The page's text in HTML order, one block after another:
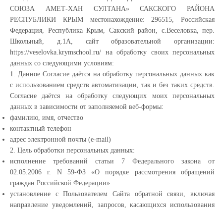
СОЮЗА АМЕТ-ХАН СУЛТАНА» САКСКОГО РАЙОНА
РЕСПУБЛИКИ КРЫМ местонахождение: 296515, Российская
Федерация, Республика Крым, Сакский район, с.Веселовка, пер.
Школьный, д.1А, сайт образовательной организации:
https://veselovka.krymschool.ru/ на обработку своих персональных
данных со следующими условиям:
1. Данное Согласие даётся на обработку персональных данных как
с использованием средств автоматизации, так и без таких средств.
Согласие даётся на обработку следующих моих персональных
данных в зависимости от заполняемой веб-формы:
фамилию, имя, отчество
контактный телефон
адрес электронной почты (e-mail)
2. Цель обработки персональных данных:
исполнение требований статьи 7 Федерального закона от
02.05.2006 г. N 59-ФЗ «О порядке рассмотрения обращений
граждан Российской Федерации»
установление с Пользователем Сайта обратной связи, включая
направление уведомлений, запросов, касающихся использования